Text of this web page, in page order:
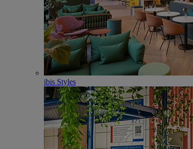
ibis Styles